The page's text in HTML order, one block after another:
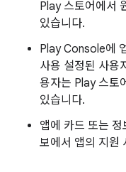
Play 스토어에서
있습니다.
Play Console에
사용 설정된 사용
용자는 Play 스토
있습니다.
앱에 카드 또는
보에서 앱의 지원